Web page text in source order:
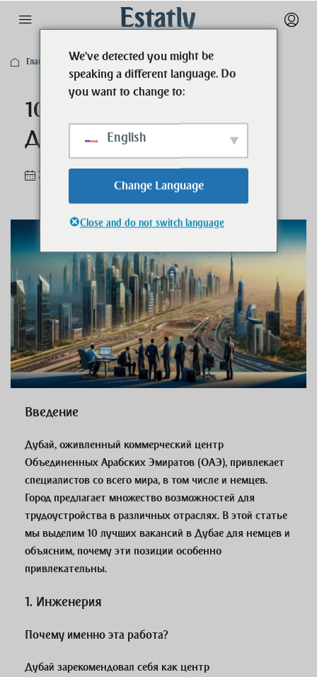
Главная Блог 10 лучших вакансий в Дубае для немцев
10 лучших вакансий в
Дубае для немцев
2 года назад
Введение
Дубай, оживленный коммерческий центр
Объединенных Арабских Эмиратов (ОАЭ), привлекает
специалистов со всего мира, в том числе и немцев.
Город предлагает множество возможностей для
трудоустройства в различных отраслях. В этой статье
мы выделим 10 лучших вакансий в Дубае для немцев и
объясним, почему эти позиции особенно
привлекательны.
1. Инженерия
Почему именно эта работа?
Дубай зарекомендовал себя как центр
We've detected you might be
speaking a different language. Do
you want to change to:
English
Change Language
Close and do not switch language